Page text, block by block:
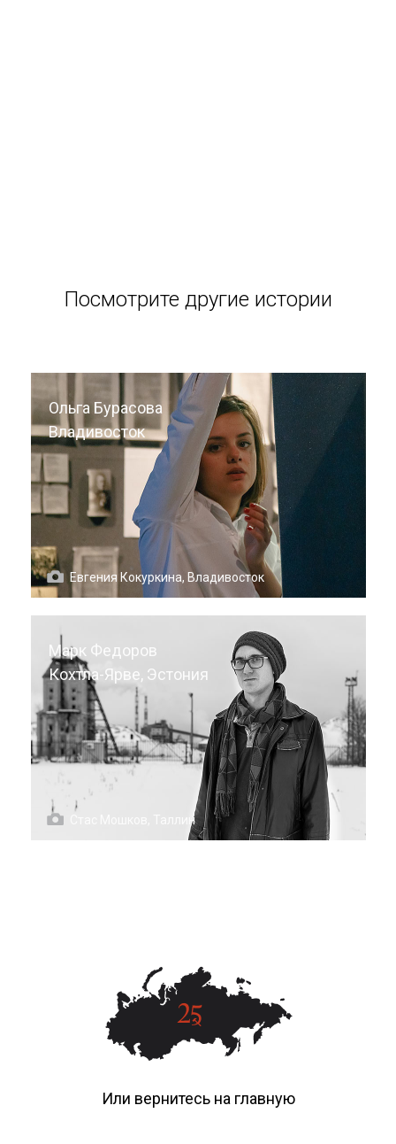
Посмотрите другие истории
Ольга Бурасова
Владивосток
Евгения Кокуркина, Владивосток
Марк Федоров
Кохтла-Ярве, Эстония
Стас Мошков, Таллин
Или вернитесь на главную